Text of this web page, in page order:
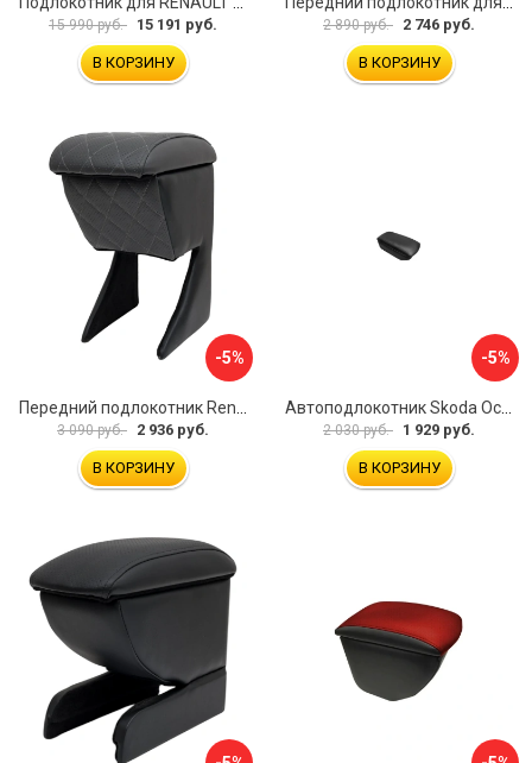
15 990 руб. 15 191 руб.
В КОРЗИНУ
2 890 руб. 2 746 руб.
В КОРЗИНУ
-5%
3 090 руб. 2 936 руб.
В КОРЗИНУ
-5%
2 030 руб. 1 929 руб.
В КОРЗИНУ